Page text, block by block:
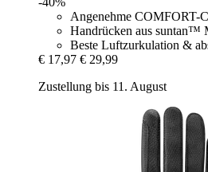
Angenehme COMFORT-
Handrücken aus suntan™
Beste Luftzurkulation &
€ 17,97 € 29,99
Zustellung bis 11. August